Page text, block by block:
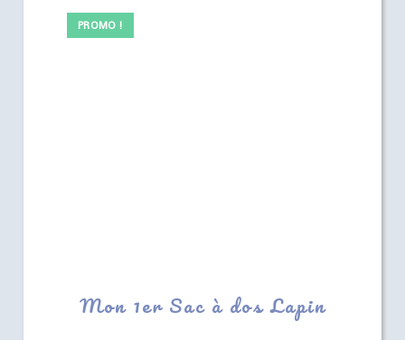
PROMO !
Mon 1er Sac à dos Lapin